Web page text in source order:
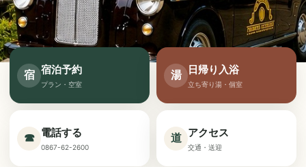
宿 宿泊予約
プラン・空室
湯 日帰り入浴
立ち寄り湯・個室
☎ 電話する
0867-62-2600
道 アクセス
交通・送迎